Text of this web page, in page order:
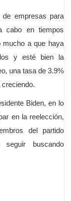
empresas para
cabo en tiempos
mucho a que haya
y esté bien la
una tasa de 3.9%
Biden, en lo
en la reelección,
del partido
buscando